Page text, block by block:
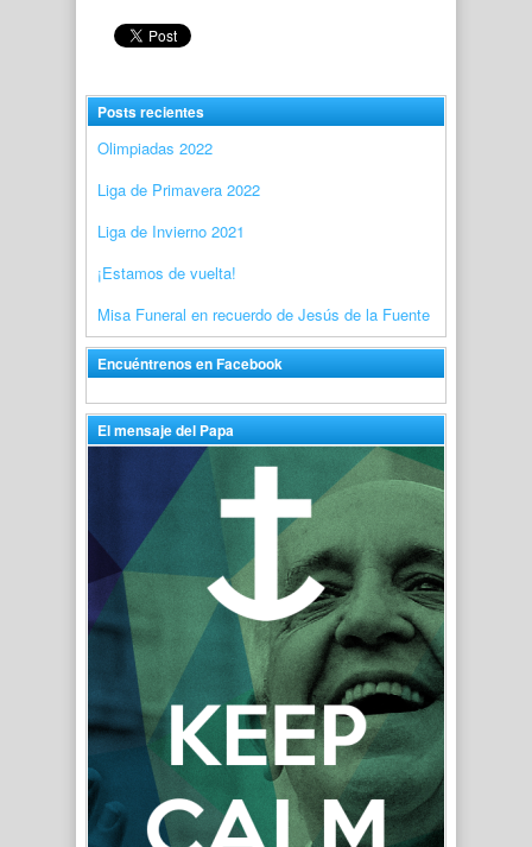
Posts recientes
Olimpiadas 2022
Liga de Primavera 2022
Liga de Invierno 2021
¡Estamos de vuelta!
Misa Funeral en recuerdo de Jesús de la Fuente
Encuéntrenos en Facebook
El mensaje del Papa